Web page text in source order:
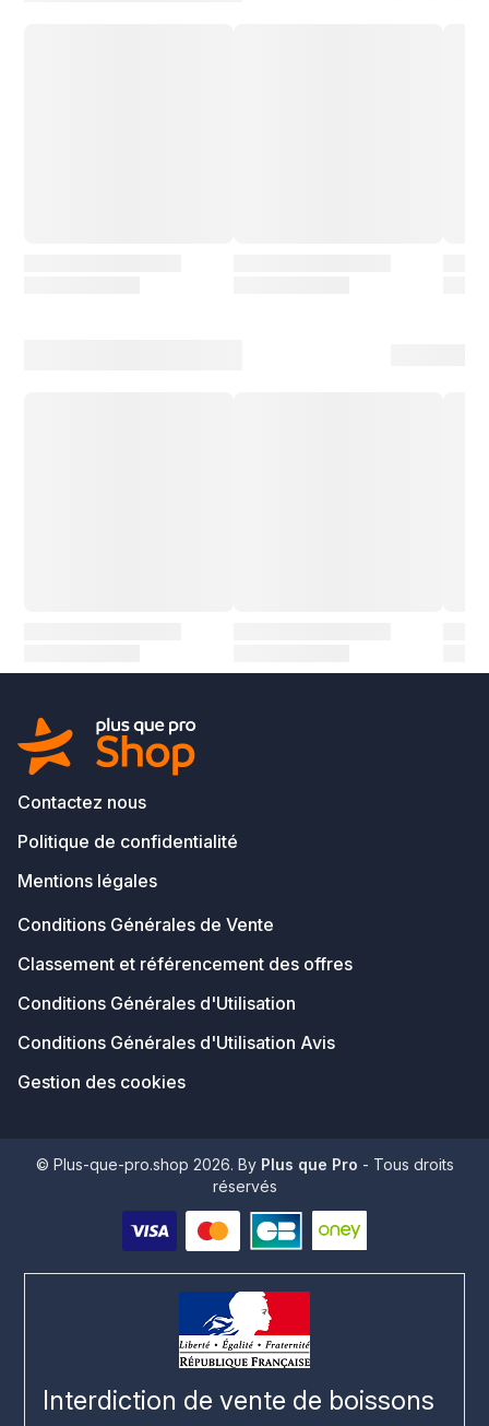
Contactez nous
Politique de confidentialité
Mentions légales
Conditions Générales de Vente
Classement et référencement des offres
Conditions Générales d'Utilisation
Conditions Générales d'Utilisation Avis
Gestion des cookies
© Plus-que-pro.shop 2026. By Plus que Pro - Tous droits
réservés
Interdiction de vente de boissons